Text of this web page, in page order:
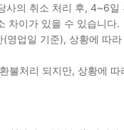
의 취소 처리 후, 4~6
차이가 있을 수 있습니다.
업일 기준), 상황에 따
처리 되지만, 상황에